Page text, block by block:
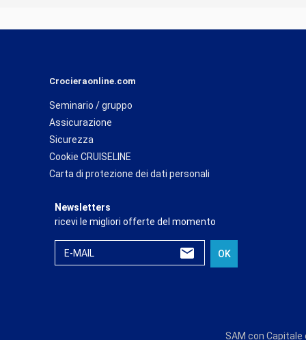
Crocieraonline.com
Seminario / gruppo
Assicurazione
Sicurezza
Cookie CRUISELINE
Carta di protezione dei dati personali
Newsletters
ricevi le migliori offerte del momento
E-MAIL OK
SAM con Capitale